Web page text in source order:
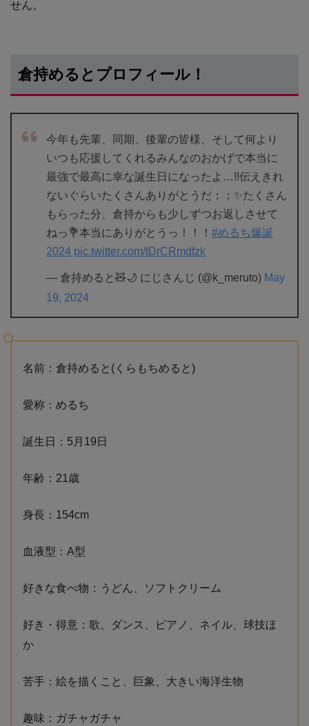
せん。
倉持めるとプロフィール！
今年も先輩、同期、後輩の皆様、そして何より
いつも応援してくれるみんなのおかげで本当に
最強で最高に幸な誕生日になったよ…!!伝えきれ
ないぐらいたくさんありがとうだ；；✨たくさん
もらった分、倉持からも少しずつお返しさせて
ねっ💐本当にありがとうっ！！！ #めるち爆誕
2024 pic.twitter.com/tDrCRmdfzk
— 倉持めると🧸🌙 にじさんじ (@k_meruto) May
19, 2024
名前：倉持めると(くらもちめると)
愛称：めるち
誕生日：5月19日
年齢：21歳
身長：154cm
血液型：A型
好きな食べ物：うどん、ソフトクリーム
好き・得意：歌、ダンス、ピアノ、ネイル、球技ほ
か
苦手：絵を描くこと、巨象、大きい海洋生物
趣味：ガチャガチャ